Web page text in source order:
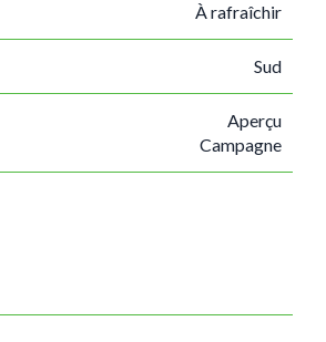
À rafraîchir
Sud
Aperçu
Campagne